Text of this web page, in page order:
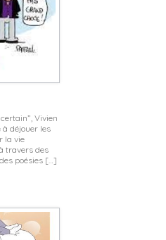
Vivien
à déjouer les
la vie
travers des
poésies […]